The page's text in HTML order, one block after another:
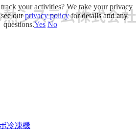
冷凍機
your activities? We take your privacy
ourprivacy policyfor details and any
questions.Yes No